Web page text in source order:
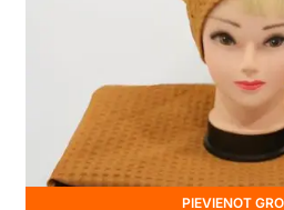
PIEVIENOT